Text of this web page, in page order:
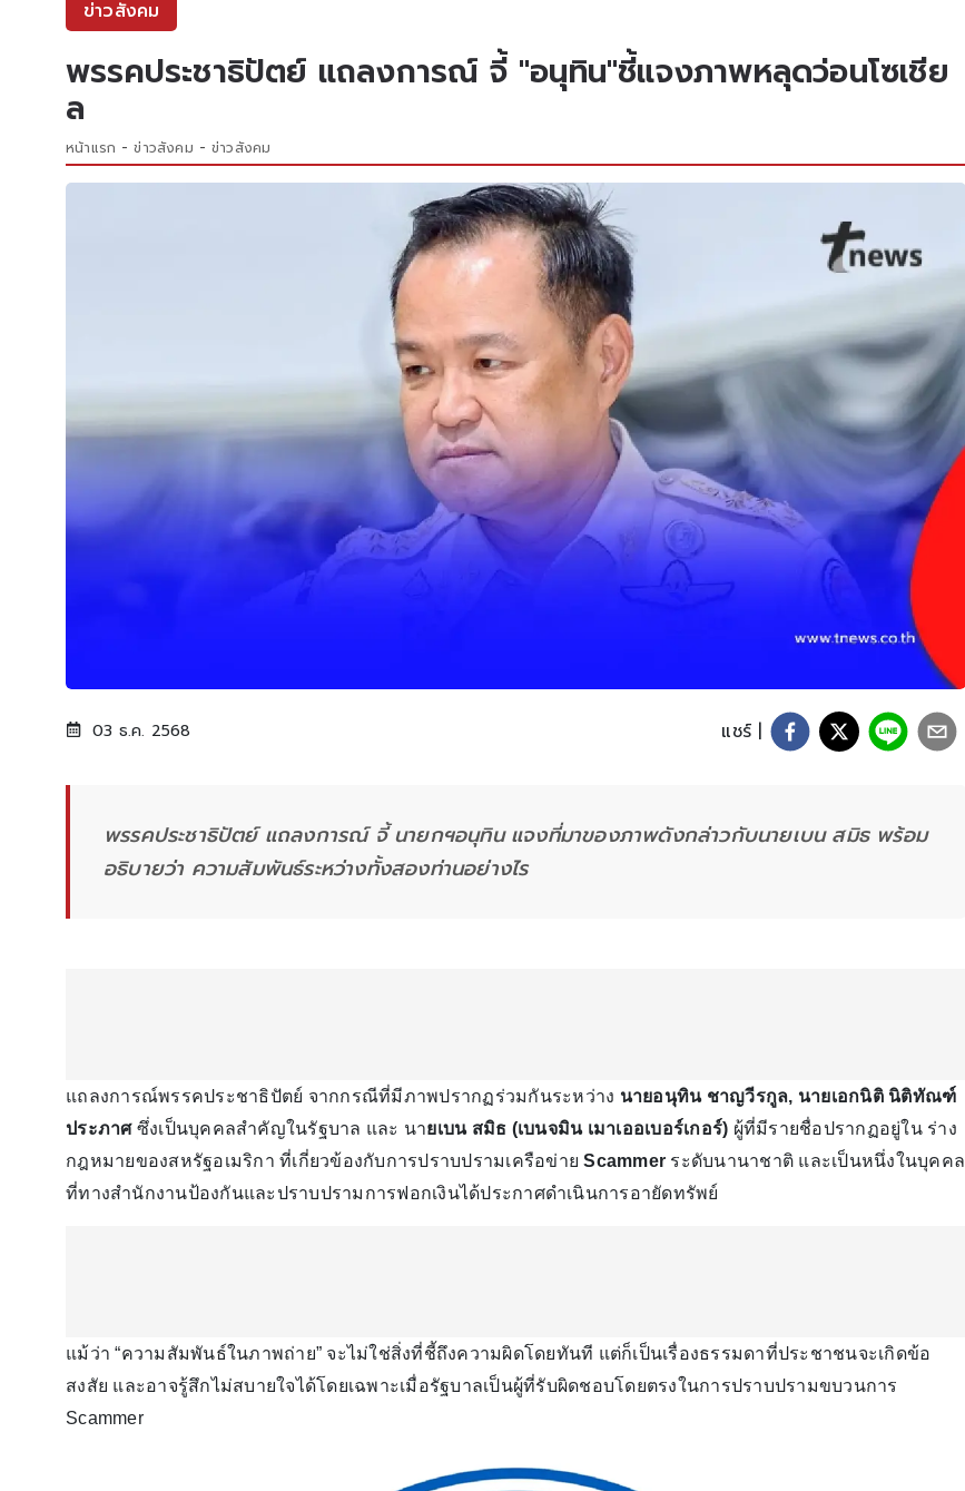
ข่าวสังคม
พรรคประชาธิปัตย์ แถลงการณ์ จี้ "อนุทิน"ชี้แจงภาพหลุดว่อนโซเชีย
ล
หน้าแรก ข่าวสังคม ข่าวสังคม
03 ธ.ค. 2568 แชร์ |
พรรคประชาธิปัตย์ แถลงการณ์ จี้ นายกฯอนุทิน แจงที่มาของภาพดังกล่าวกับนายเบน สมิธ พร้อม
อธิบายว่า ความสัมพันธ์ระหว่างทั้งสองท่านอย่างไร
แถลงการณ์พรรคประชาธิปัตย์ จากกรณีที่มีภาพปรากฏร่วมกันระหว่าง นายอนุทิน ชาญวีรกูล, นายเอกนิติ นิติทัณฑ์
ประภาศซึ่งเป็นบุคคลสำคัญในรัฐบาล และ นายเบน สมิธ (เบนจมิน เมาเออเบอร์เกอร์) ผู้ที่มีรายชื่อปรากฏอยู่ใน ร่าง
กฎหมายของสหรัฐอเมริกา ที่เกี่ยวข้องกับการปราบปรามเครือข่าย Scammer ระดับนานาชาติ และเป็นหนึ่งในบุคคล
ที่ทางสำนักงานป้องกันและปราบปรามการฟอกเงินได้ประกาศดำเนินการอายัดทรัพย์
แม้ว่า “ความสัมพันธ์ในภาพถ่าย” จะไม่ใช่สิ่งที่ชี้ถึงความผิดโดยทันที แต่ก็เป็นเรื่องธรรมดาที่ประชาชนจะเกิดข้อ
สงสัย และอาจรู้สึกไม่สบายใจได้โดยเฉพาะเมื่อรัฐบาลเป็นผู้ที่รับผิดชอบโดยตรงในการปราบปรามขบวนการ
Scammer